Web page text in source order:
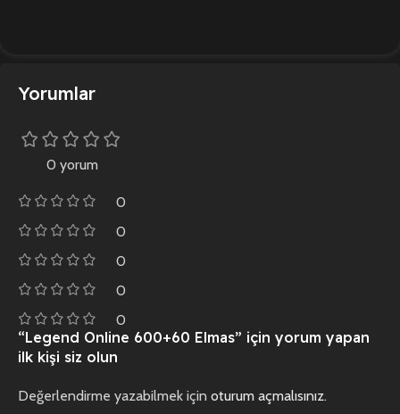
Yorumlar
0 yorum
0
0
0
0
0
“Legend Online 600+60 Elmas” için yorum yapan
ilk kişi siz olun
Değerlendirme yazabilmek için oturum açmalısınız.